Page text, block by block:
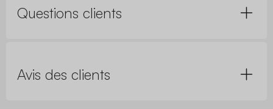
Questions clients
Avis des clients